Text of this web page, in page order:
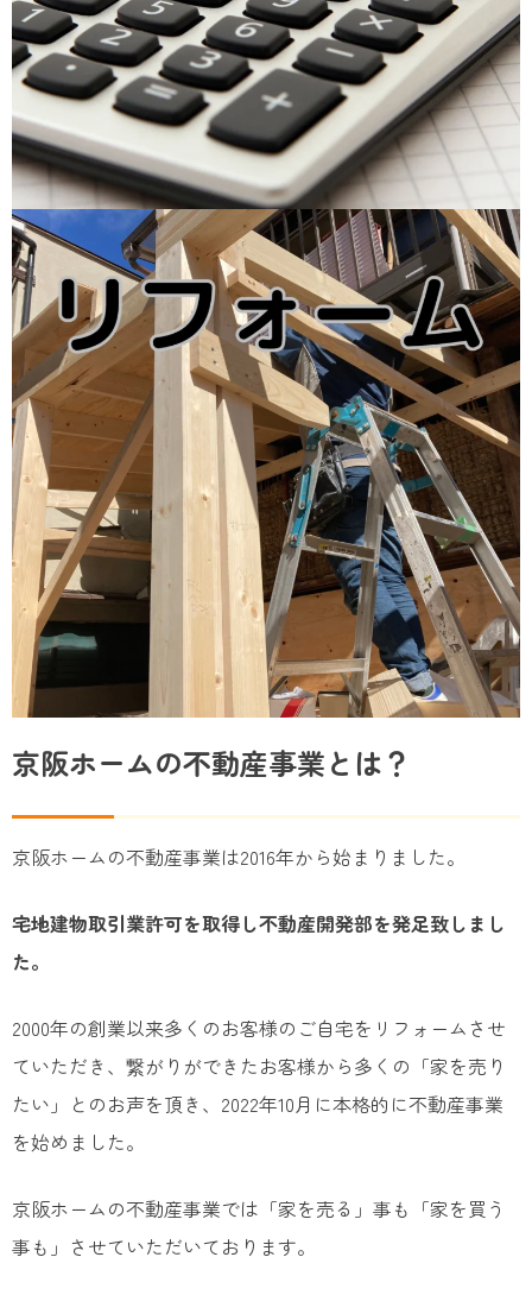
京阪ホームの不動産事業とは？
京阪ホームの不動産事業は2016年から始まりました。
宅地建物取引業許可を取得し不動産開発部を発足致しまし
た。
2000年の創業以来多くのお客様のご自宅をリフォームさせ
ていただき、繋がりができたお客様から多くの「家を売り
たい」とのお声を頂き、2022年10月に本格的に不動産事業
を始めました。
京阪ホームの不動産事業では「家を売る」事も「家を買う
事も」させていただいております。